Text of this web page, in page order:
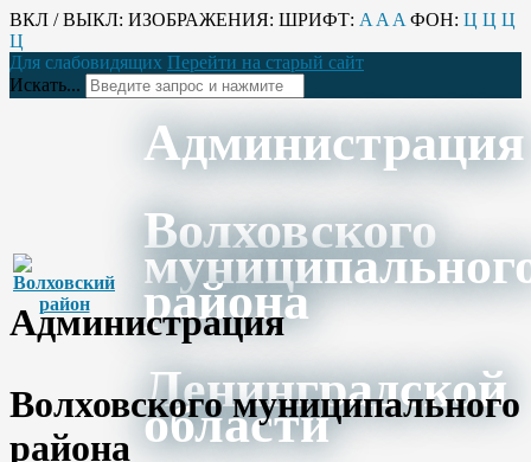
ВКЛ / ВЫКЛ: ИЗОБРАЖЕНИЯ: ШРИФТ: A A A ФОН: Ц Ц Ц
Ц
Для слабовидящих Перейти на старый сайт
Искать...
Администрация
Волховского
района
Ленинградской
области
Администрация
Волховского муниципального
района